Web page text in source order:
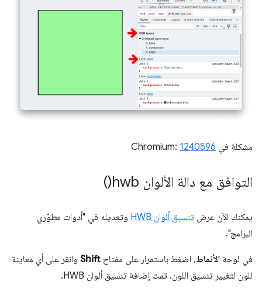
مشكلة في Chromium: 1240596
التوافق مع دالة الألوان hwb(
)
يمكنك الآن عرض تنسيق ألوان HWB
وتعديله في "أدوات مطوّري
البرامج".
في لوحة الأنماط، اضغط باستمرار على مفتاح Shift وانقر على أي معاينة
للون لتغيير تنسيق اللون. تمت إضافة تنسيق ألوان HWB.